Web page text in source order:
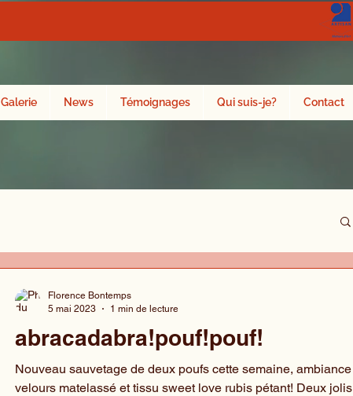
Galerie News Témoignages Qui suis-je? Contact
abracadabra!pouf!pouf!
Nouveau sauvetage de deux poufs cette semaine, ambiance
velours matelassé et tissu sweet love rubis pétant! Deux jolis
Florence Bontemps
5 mai 2023
1 min de lecture